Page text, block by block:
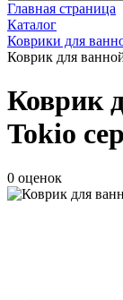
Главная страница
Каталог
Коврики для
Коврик для
Коврик
Tokio
0 оценок